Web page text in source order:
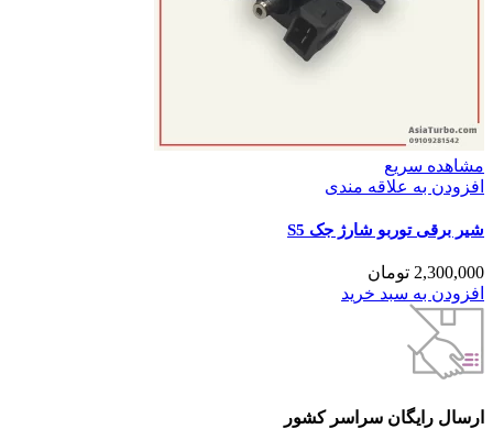
مشاهده سریع
افزودن به علاقه مندی
شیر برقی توربو شارژ جک S5
2,300,000 تومان
افزودن به سبد خرید
ارسال رایگان سراسر کشور